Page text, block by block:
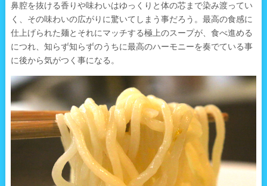
鼻腔を抜ける香りや味わいはゆっくりと体の芯まで染み渡ってい
く、その味わいの広がりに驚いてしまう事だろう。最高の食感に
仕上げられた麺とそれにマッチする極上のスープが、食べ進める
につれ、知らず知らずのうちに最高のハーモニーを奏でている事
に後から気がつく事になる。